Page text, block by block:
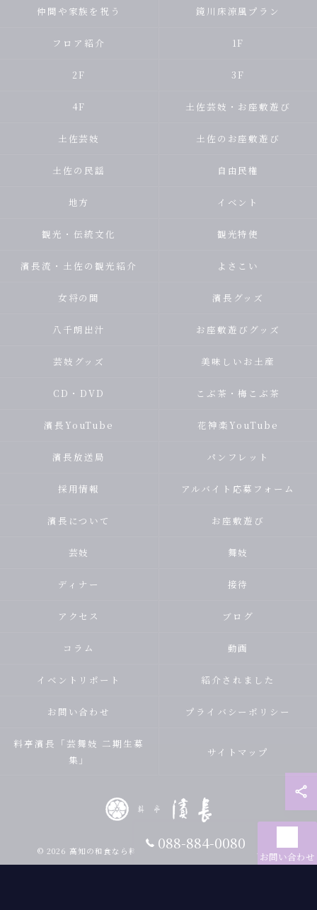
088-884-0080
お問い合わせ
仲間や家族を祝う 鏡川床涼風プラン
フロア紹介 1F
2F 3F
4F 土佐芸妓・お座敷遊び
土佐芸妓 土佐のお座敷遊び
土佐の民謡 自由民権
地方 イベント
観光・伝統文化 観光特使
濱長流・土佐の観光紹介 よさこい
女将の間 濱長グッズ
八千朗出汁 お座敷遊びグッズ
芸妓グッズ 美味しいお土産
CD・DVD こぶ茶・梅こぶ茶
濱長YouTube 花神楽YouTube
濱長放送局 パンフレット
採用情報 アルバイト応募フォーム
濱長について お座敷遊び
芸妓 舞妓
ディナー 接待
アクセス ブログ
コラム 動画
イベントリポート 紹介されました
お問い合わせ プライバシーポリシー
料亭濱長「芸舞妓 二期生募
集」
サイトマップ
© 2026 高知の和食なら料亭 濱長 ALL RIGHTS RESERVED.